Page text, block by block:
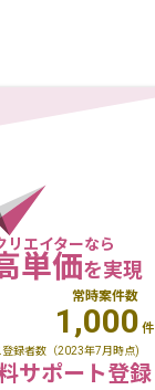
リエイターなら
単価を実現
常時案件数
1,000 件
録者数（2023年7月時点)
サポート登録